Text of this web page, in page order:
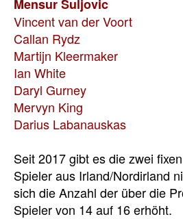
Mensur Suljovic
Vincent van der Voort
Callan Rydz
Martijn Kleermaker
Ian White
Daryl Gurney
Mervyn King
Darius Labanauskas
Seit 2017 gibt es die zwei
Spieler aus Irland/Nordirland
sich die Anzahl der über die
Spieler von 14 auf 16 erhöht.